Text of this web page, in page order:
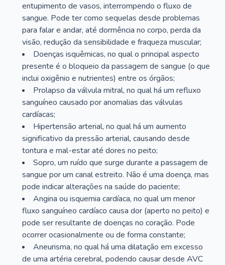
entupimento de vasos, interrompendo o fluxo de
sangue. Pode ter como sequelas desde problemas
para falar e andar, até dormência no corpo, perda da
visão, redução da sensibilidade e fraqueza muscular;
Doenças isquêmicas, no qual o principal aspecto
presente é o bloqueio da passagem de sangue (o que
inclui oxigênio e nutrientes) entre os órgãos;
Prolapso da válvula mitral, no qual há um refluxo
sanguíneo causado por anomalias das válvulas
cardíacas;
Hipertensão arterial, no qual há um aumento
significativo da pressão arterial, causando desde
tontura e mal-estar até dores no peito;
Sopro, um ruído que surge durante a passagem de
sangue por um canal estreito. Não é uma doença, mas
pode indicar alterações na saúde do paciente;
Angina ou isquemia cardíaca, no qual um menor
fluxo sanguíneo cardíaco causa dor (aperto no peito) e
pode ser resultante de doenças no coração. Pode
ocorrer ocasionalmente ou de forma constante;
Aneurisma, no qual há uma dilatação em excesso
de uma artéria cerebral, podendo causar desde AVC